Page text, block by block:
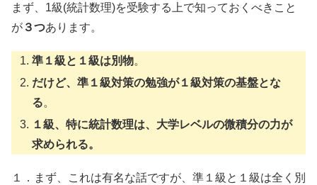
まず、1級(統計数理)を受験する上で知っておくべきこと
が ３つあります。
準１級と１級は別物。
だけど、準１級対策の勉強が１級対策の基盤とな
る。
１級、特に統計数理は、大学レベルの微積分の力が
求められる。
１．まず、これは有名な話ですが、準１級と１級は全く別